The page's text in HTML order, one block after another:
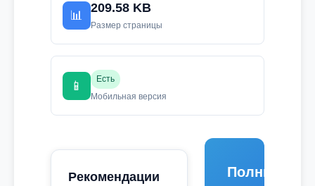
📊
209.58 KB
Размер страницы
📱
Есть
Мобильная версия
Рекомендации
Полный